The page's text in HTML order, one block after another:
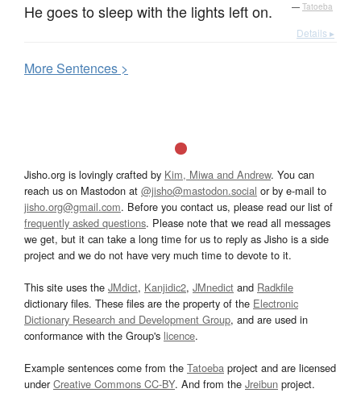
He goes to sleep with the lights left on. — Tatoeba
Details ▸
MoreSentences >
Jisho.org is lovingly crafted by Kim, Miwa and Andrew. You can
reach us on Mastodon at @jisho@mastodon.social or by e-mail to
jisho.org@gmail.com. Before you contact us, please read our list of
frequently asked questions. Please note that we read all messages
we get, but it can take a long time for us to reply as Jisho is a side
project and we do not have very much time to devote to it.
This site uses the JMdict, Kanjidic2, JMnedict and Radkfile
dictionary files. These files are the property of the Electronic
Dictionary Research and Development Group, and are used in
conformance with the Group's licence.
Example sentences come from the Tatoeba project and are licensed
underCreative Commons CC-BY. And from the Jreibun project.